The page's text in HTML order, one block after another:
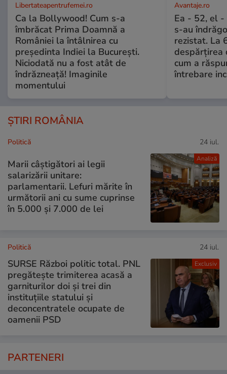
Libertateapentrufemei.ro
Ca la Bollywood! Cum s-a
îmbrăcat Prima Doamnă a
României la întâlnirea cu
președinta Indiei la București.
Niciodată nu a fost atât de
îndrăzneață! Imaginile
momentului
Avantaje.ro
Ea - 52, el -
s-au
rezistat. La
despărțirea
cum a
întrebare
ȘTIRI ROMÂNIA
Analiză
Politică 24 iul.
Marii câștigători ai legii
salarizării unitare:
parlamentarii. Lefuri mărite în
următorii ani cu sume cuprinse
în 5.000 și 7.000 de lei
Exclusiv
Politică 24 iul.
SURSE Război politic total. PNL
pregătește trimiterea acasă a
garniturilor doi și trei din
instituțiile statului și
deconcentratele ocupate de
oamenii PSD
PARTENERI